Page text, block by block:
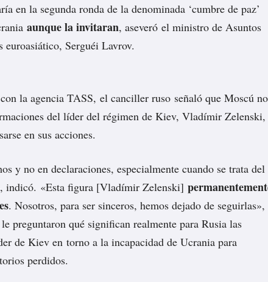
en la segunda ronda de la denominada ‘cumbre de paz’
aunque la invitaran, aseveró el ministro de Asuntos
euroasiático, Serguéi Lavrov.
la agencia TASS, el canciller ruso señaló que Moscú no
del líder del régimen de Kiev, Vladímir Zelenski,
en sus acciones.
y no en declaraciones, especialmente cuando se trata del
indicó. «Esta figura [Vladímir Zelenski]
. Nosotros, para ser sinceros, hemos dejado de seguirlas»,
preguntaron qué significan realmente para Rusia las
de Kiev en torno a la incapacidad de Ucrania para
perdidos.